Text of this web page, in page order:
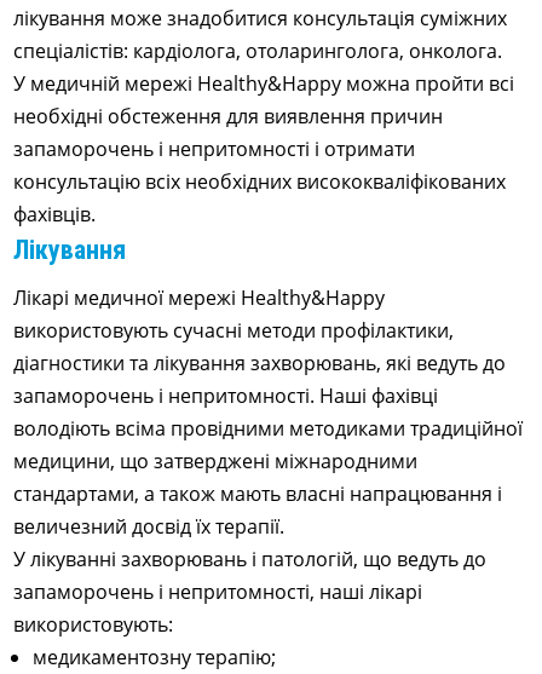
лікування може знадобитися консультація суміжних
спеціалістів: кардіолога, отоларинголога, онколога.
У медичній мережі Healthy&Happy можна пройти всі
необхідні обстеження для виявлення причин
запаморочень і непритомності і отримати
консультацію всіх необхідних висококваліфікованих
фахівців.
Лікування
Лікарі медичної мережі Healthy&Happy
використовують сучасні методи профілактики,
діагностики та лікування захворювань, які ведуть до
запаморочень і непритомності. Наші фахівці
володіють всіма провідними методиками традиційної
медицини, що затверджені міжнародними
стандартами, а також мають власні напрацювання і
величезний досвід їх терапії.
У лікуванні захворювань і патологій, що ведуть до
запаморочень і непритомності, наші лікарі
використовують:
медикаментозну терапію;